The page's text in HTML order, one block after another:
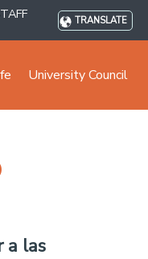
TRANSLATE
University Council
a las